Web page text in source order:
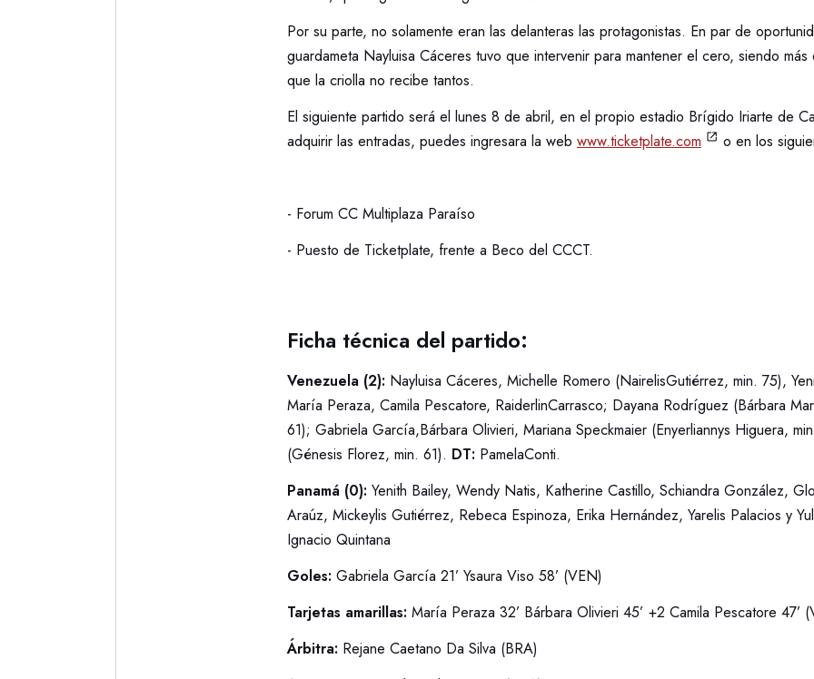
Por su parte, no solamente eran las delanteras las protagonistas. En par de
guardameta Nayluisa Cáceres tuvo que intervenir para mantener el cero, siendo más
que la criolla no recibe tantos.
El siguiente partido será el lunes 8 de abril, en el propio estadio Brígido Iriarte de
adquirir las entradas, puedes ingresara la web www.ticketplate.com o en los
- Forum CC Multiplaza Paraíso
- Puesto de Ticketplate, frente a Beco del CCCT.
Ficha técnica del partido:
Venezuela (2): Nayluisa Cáceres, Michelle Romero (NairelisGutiérrez, min. 75),
María Peraza, Camila Pescatore, RaiderlinCarrasco; Dayana Rodríguez (Bárbara
61); Gabriela García,Bárbara Olivieri, Mariana Speckmaier (Enyerliannys Higuera,
(Génesis Florez, min. 61). DT: PamelaConti.
Panamá (0): Yenith Bailey, Wendy Natis, Katherine Castillo, Schiandra González,
Araúz, Mickeylis Gutiérrez, Rebeca Espinoza, Erika Hernández, Yarelis Palacios y
Ignacio Quintana
Goles: Gabriela García 21’ Ysaura Viso 58’ (VEN)
Tarjetas amarillas: María Peraza 32’ Bárbara Olivieri 45’ +2 Camila Pescatore 47’
Árbitra: Rejane Caetano Da Silva (BRA)